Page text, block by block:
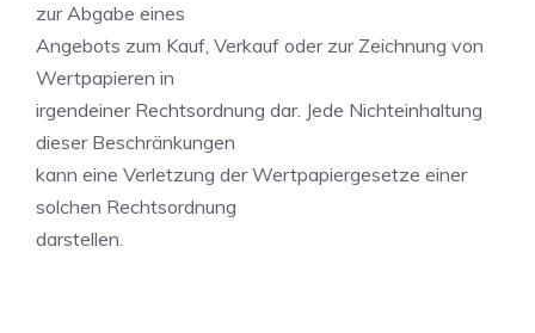
zur Abgabe eines
Angebots zum Kauf, Verkauf oder zur Zeichnung von
Wertpapieren in
irgendeiner Rechtsordnung dar. Jede Nichteinhaltung
dieser Beschränkungen
kann eine Verletzung der Wertpapiergesetze einer
solchen Rechtsordnung
darstellen.